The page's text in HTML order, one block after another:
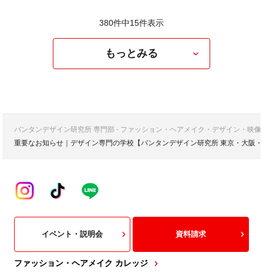
380件中15件表示
もっとみる
バンタンデザイン研究所 専門部 - ファッション・ヘアメイク・デザイン・映
重要なお知らせ｜デザイン専門の学校【バンタンデザイン研究所 東京・大阪
ファッション・ヘアメイク カレッジ
イベント・説明会 資料請求